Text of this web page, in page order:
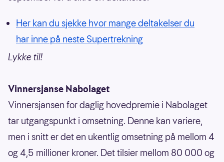
Her kan du sjekke hvor mange deltakelser du
har inne på neste Supertrekning
Lykke til!
Vinnersjanse Nabolaget
Vinnersjansen for daglig hovedpremie i Nabolaget
tar utgangspunkt i omsetning. Denne kan variere,
men i snitt er det en ukentlig omsetning på mellom 4
og 4,5 millioner kroner. Det tilsier mellom 80 000 og